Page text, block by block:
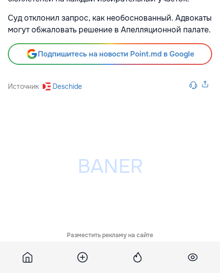
Суд отклонил запрос, как необоснованный. Адвокаты
могут обжаловать решение в Апелляционной палате.
Подпишитесь на новости Point.md в Google
Источник Deschide
Разместить рекламу на сайте